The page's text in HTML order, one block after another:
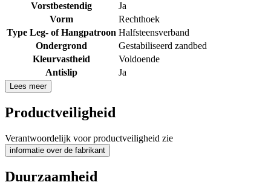
Vorstbestendig
Ja
Vorm
Rechthoek
Type Leg- of Hangpatroon Halfsteensverband
Ondergrond
Gestabiliseerd zandbed
Kleurvastheid
Voldoende
Antislip
Ja
Lees meer
Productveiligheid
Verantwoordelijk voor productveiligheid zie
informatie over de fabrikant
Duurzaamheid